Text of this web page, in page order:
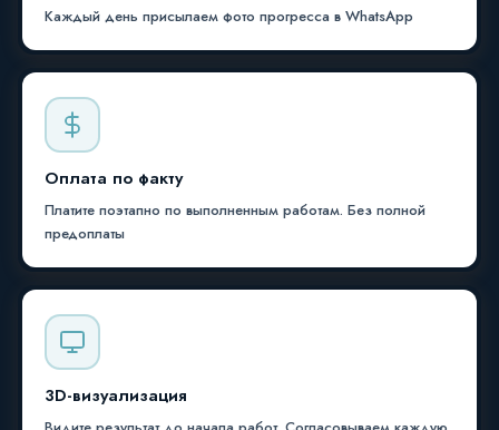
Каждый день присылаем фото прогресса в WhatsApp
Оплата по факту
Платите поэтапно по выполненным работам. Без полной
предоплаты
3D-визуализация